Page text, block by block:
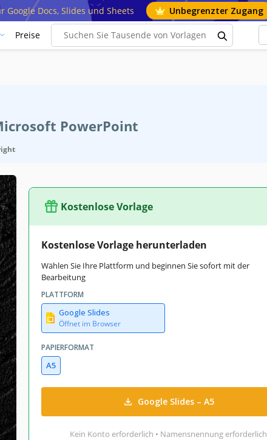
Docs, Slides und Sheets Unbegrenzter Zugang
Preise
PowerPoint
Kostenlose Vorlage
Kostenlose Vorlage herunterladen
Wählen Sie Ihre Plattform und beginnen Sie sofort mit der
Bearbeitung
PLATTFORM
Google Slides
Öffnet im Browser
PAPIERFORMAT
A5
Google Slides – A5
Kein Konto erforderlich • Namensnennung erforderlich